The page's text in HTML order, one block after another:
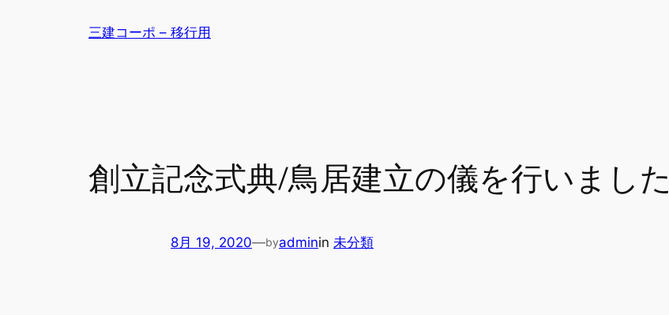
三建コーポ – 移行用
創立記念式典/鳥居建立の儀を行いました
8月 19, 2020—byadminin 未分類